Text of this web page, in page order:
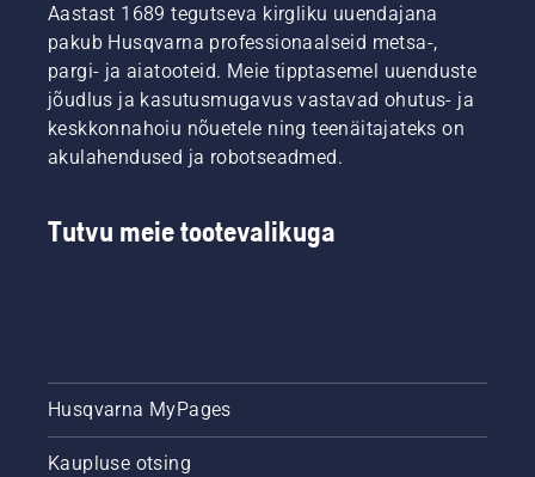
Ja
nemad
on meie
kõige
nõudlikumad
kasutajad.
nii
kiirema
tõhusama
niitmise.
Vaadake
seda
teritamise
ja
Aastast 1689 tegutseva kirgliku uuendajana
pakub Husqvarna professionaalseid metsa-,
pargi- ja aiatooteid. Meie tipptasemel uuenduste
jõudlus ja kasutusmugavus vastavad ohutus- ja
keskkonnahoiu nõuetele ning teenäitajateks on
akulahendused ja robotseadmed.
Tutvu meie tootevalikuga
Husqvarna MyPages
Kaupluse otsing